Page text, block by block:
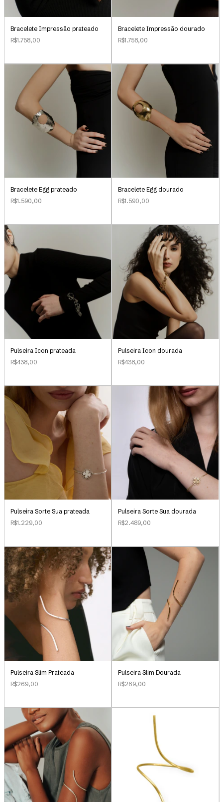
Bracelete Impressão prateado
R$1.758,00
Bracelete Impressão dourado
R$1.758,00
Bracelete Egg prateado
R$1.590,00
Bracelete Egg dourado
R$1.590,00
Pulseira Icon prateada
R$438,00
Pulseira Icon dourada
R$438,00
Pulseira Sorte Sua prateada
R$1.229,00
Pulseira Sorte Sua dourada
R$2.489,00
Pulseira Slim Prateada
R$269,00
Pulseira Slim Dourada
R$269,00